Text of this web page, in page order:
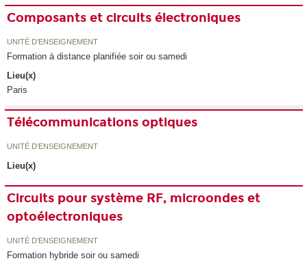
Composants et circuits électroniques
UNITÉ D’ENSEIGNEMENT
Formation à distance planifiée soir ou samedi
Lieu(x)
Paris
Télécommunications optiques
UNITÉ D’ENSEIGNEMENT
Lieu(x)
Circuits pour système RF, microondes et
optoélectroniques
UNITÉ D’ENSEIGNEMENT
Formation hybride soir ou samedi